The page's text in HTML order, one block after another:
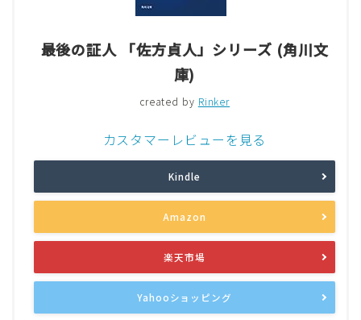
最後の証人 「佐方貞人」シリーズ (角川文
庫)
created by Rinker
カスタマーレビューを見る
Kindle
Amazon
楽天市場
Yahooショッピング